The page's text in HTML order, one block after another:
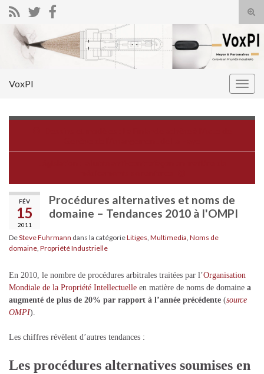
Search for:
VoxPI
FÉV
15
2011
Procédures alternatives et noms de
domaine – Tendances 2010 à l'OMPI
DeSteve Fuhrmann dans la catégorieLitiges Multimedia Noms de
domaine Propriété Industrielle
En 2010, le nombre de procédures arbitrales traitées par l’Organisation
Mondiale de la Propriété Intellectuelle en matière de noms de domaine a
augmenté de plus de 20% par rapport à l’année précédente (source
OMPI).
Les chiffres révèlent d’autres tendances :
Les procédures alternatives soumises en